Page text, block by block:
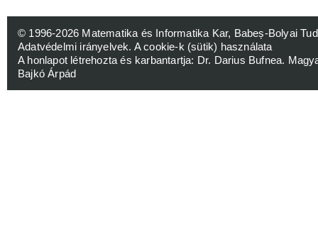
© 1996-2026 Matematika és Informatika Kar, Babeș-Bolyai
Adatvédelmi irányelvek. A cookie-k (sütik) használata
A honlapot létrehozta és karbantartja: Dr. Darius Bufnea.
Bajkó Árpád